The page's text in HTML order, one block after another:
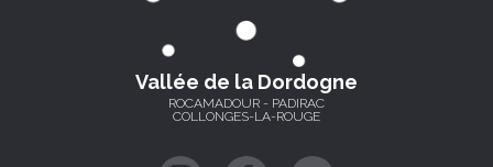
Vallée de la Dordogne
ROCAMADOUR - PADIRAC
COLLONGES-LA-ROUGE